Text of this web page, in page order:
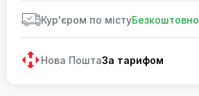
Кур'єром по містуБезкоштовно
Нова ПоштаЗа тарифом